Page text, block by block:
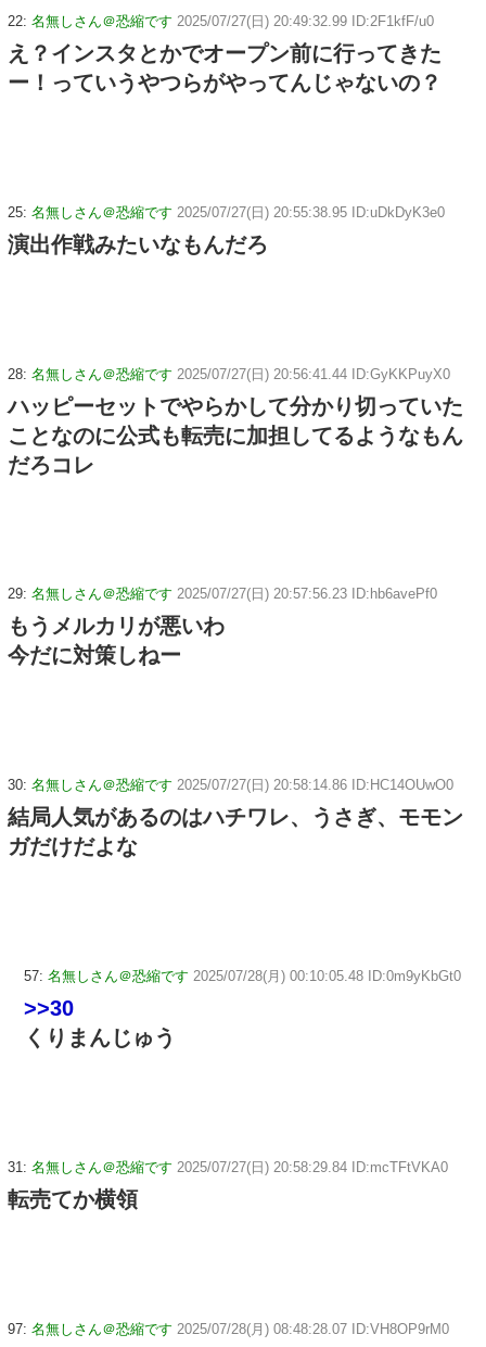
22: 名無しさん＠恐縮です 2025/07/27(日) 20:49:32.99 ID:2F1kfF/u0
え？インスタとかでオープン前に行ってきた
ー！っていうやつらがやってんじゃないの？
25: 名無しさん＠恐縮です 2025/07/27(日) 20:55:38.95 ID:uDkDyK3e0
演出作戦みたいなもんだろ
28: 名無しさん＠恐縮です 2025/07/27(日) 20:56:41.44 ID:GyKKPuyX0
ハッピーセットでやらかして分かり切っていた
ことなのに公式も転売に加担してるようなもん
だろコレ
29: 名無しさん＠恐縮です 2025/07/27(日) 20:57:56.23 ID:hb6avePf0
もうメルカリが悪いわ
今だに対策しねー
30: 名無しさん＠恐縮です 2025/07/27(日) 20:58:14.86 ID:HC14OUwO0
結局人気があるのはハチワレ、うさぎ、モモン
ガだけだよな
57: 名無しさん＠恐縮です 2025/07/28(月) 00:10:05.48 ID:0m9yKbGt0
>>30
くりまんじゅう
31: 名無しさん＠恐縮です 2025/07/27(日) 20:58:29.84 ID:mcTFtVKA0
転売てか横領
97: 名無しさん＠恐縮です 2025/07/28(月) 08:48:28.07 ID:VH8OP9rM0